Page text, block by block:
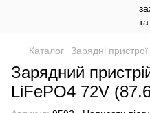
Каталог Зарядні пристрої
Зарядний
LiFePO4 72V